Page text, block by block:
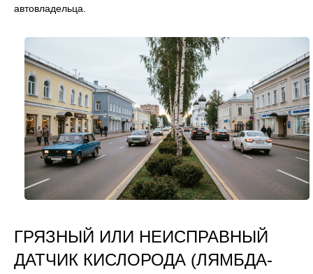
автовладельца.
ГРЯЗНЫЙ ИЛИ НЕИСПРАВНЫЙ
ДАТЧИК КИСЛОРОДА (ЛЯМБДА-